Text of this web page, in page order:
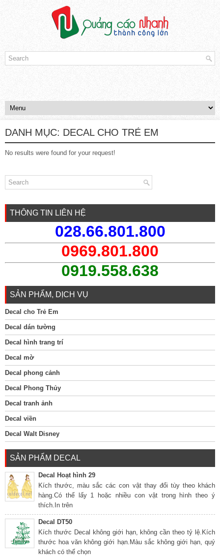
DANH MỤC: DECAL CHO TRẺ EM
No results were found for your request!
THÔNG TIN LIÊN HỆ
028.66.801.800
0969.801.800
0919.558.638
SẢN PHẨM, DỊCH VỤ
Decal cho Trẻ Em
Decal dán tường
Decal hình trang trí
Decal mờ
Decal phong cảnh
Decal Phong Thủy
Decal tranh ảnh
Decal viền
Decal Walt Disney
SẢN PHẨM DECAL
Decal Hoạt hình 29
Kích thước, màu sắc các con vật thay đổi tùy theo khách
hàng.Có thể lấy 1 hoặc nhiều con vật trong hình theo ý
thích.In trên
Decal DT50
Kích thước Decal không giới hạn, không cần theo tỷ lệ.Kích
thước hoa văn không giới hạn.Màu sắc không giới hạn, quý
khách có thể chọn